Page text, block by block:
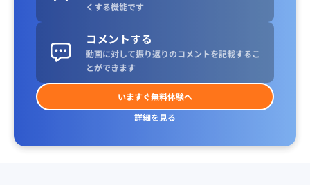
くする機能です
コメントする
動画に対して振り返りのコメントを記載するこ
とができます
いますぐ無料体験へ
詳細を見る